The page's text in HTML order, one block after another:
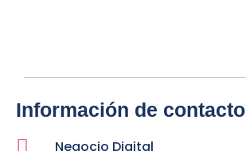
Información de contacto
Negocio Digital